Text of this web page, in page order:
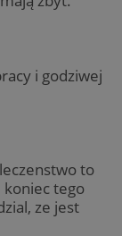
i godziwej
to
koniec tego
ze jest